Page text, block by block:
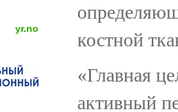
yr.no
костной
«Главная
активный